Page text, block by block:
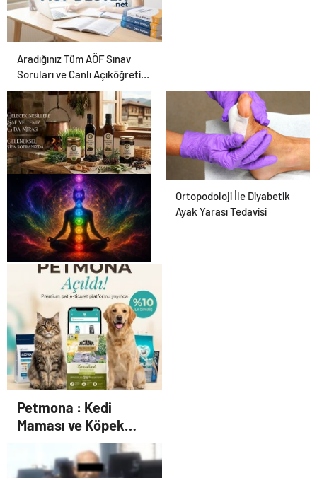
Aradığınız Tüm AÖF Sınav
Soruları ve Canlı Açıköğretim
Forumu Burada
Osmanzadem ile Katkısız ve
Doğal Beslenme Dönemi
Ortopodoloji İle Diyabetik
Ayak Yarası Tedavisi
Zihnin Gizemli Sınırları ve
Ötesi : Nasılnedir.com
Petmona : Kedi
Maması ve Köpek
Maması İle Tüm Evcil
Hayvan Ürünleri